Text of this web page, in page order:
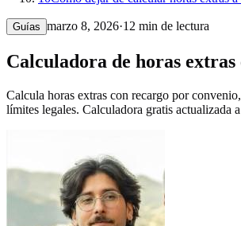
Guías marzo 8, 2026·12 min de lectura
Calculadora de horas extras
Calcula horas extras con recargo por
límites legales. Calculadora gratis actualizada